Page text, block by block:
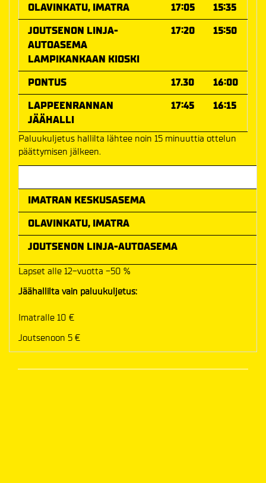
OLAVINKATU, IMATRA 17:05
15:35
JOUTSENON LINJA-
AUTOASEMA
LAMPIKANKAAN KIOSKI
17:20 15:50
PONTUS 17.30
16:00
LAPPEENRANNAN
JÄÄHALLI
17:45 16:15
Paluukuljetus hallilta lähtee noin 15 minuuttia ottelun
päättymisen jälkeen.
IMATRAN KESKUSASEMA
OLAVINKATU, IMATRA
JOUTSENON LINJA-AUTOASEMA
Lapset alle 12-vuotta -50 %
Jäähallilta vain paluukuljetus:
Imatralle 10 €
Joutsenoon 5 €